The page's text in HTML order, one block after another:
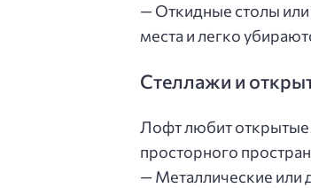
— Откидные столы
места и легко
Стеллажи и
Лофт любит открытые
просторного
— Металлические или